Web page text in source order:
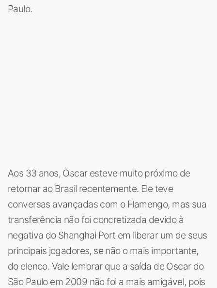
Paulo.
Aos 33 anos, Oscar esteve muito próximo de
retornar ao Brasil recentemente. Ele teve
conversas avançadas com o Flamengo, mas sua
transferência não foi concretizada devido à
negativa do Shanghai Port em liberar um de seus
principais jogadores, se não o mais importante,
do elenco. Vale lembrar que a saída de Oscar do
São Paulo em 2009 não foi a mais amigável, pois